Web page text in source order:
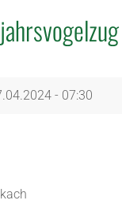
- 07:30